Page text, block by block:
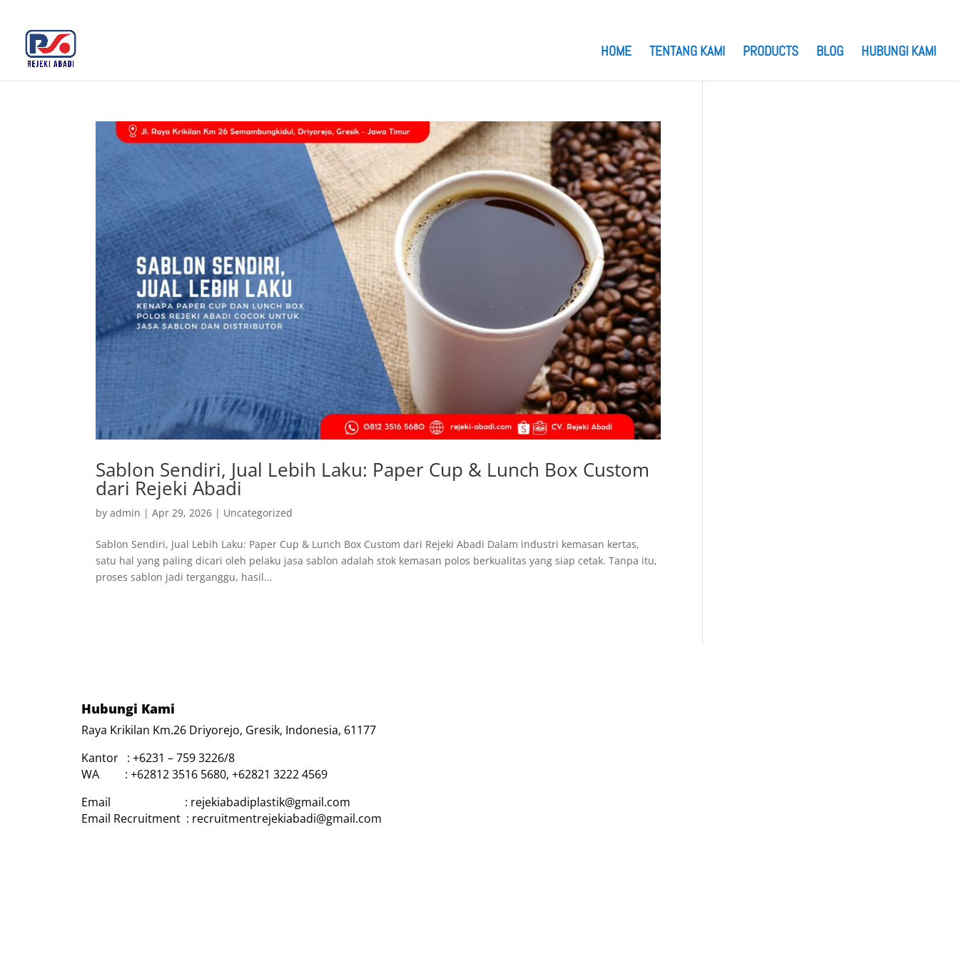
HOME TENTANG KAMI PRODUCTS BLOG HUBUNGI KAMI
Sablon Sendiri, Jual Lebih Laku: Paper Cup & Lunch Box Custom
dari Rejeki Abadi
byadmin |Apr 29, 2026 | Uncategorized
Sablon Sendiri, Jual Lebih Laku: Paper Cup & Lunch Box Custom dari Rejeki Abadi Dalam industri kemasan kertas,
satu hal yang paling dicari oleh pelaku jasa sablon adalah stok kemasan polos berkualitas yang siap cetak. Tanpa itu,
proses sablon jadi terganggu, hasil...
Hubungi Kami
Raya Krikilan Km.26 Driyorejo, Gresik, Indonesia, 61177
Kantor : +6231 – 759 3226/8
WA : +62812 3516 5680, +62821 3222 4569
Email : rejekiabadiplastik@gmail.com
Email Recruitment : recruitmentrejekiabadi@gmail.com